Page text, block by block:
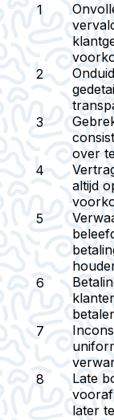
over
altijd
Late
later